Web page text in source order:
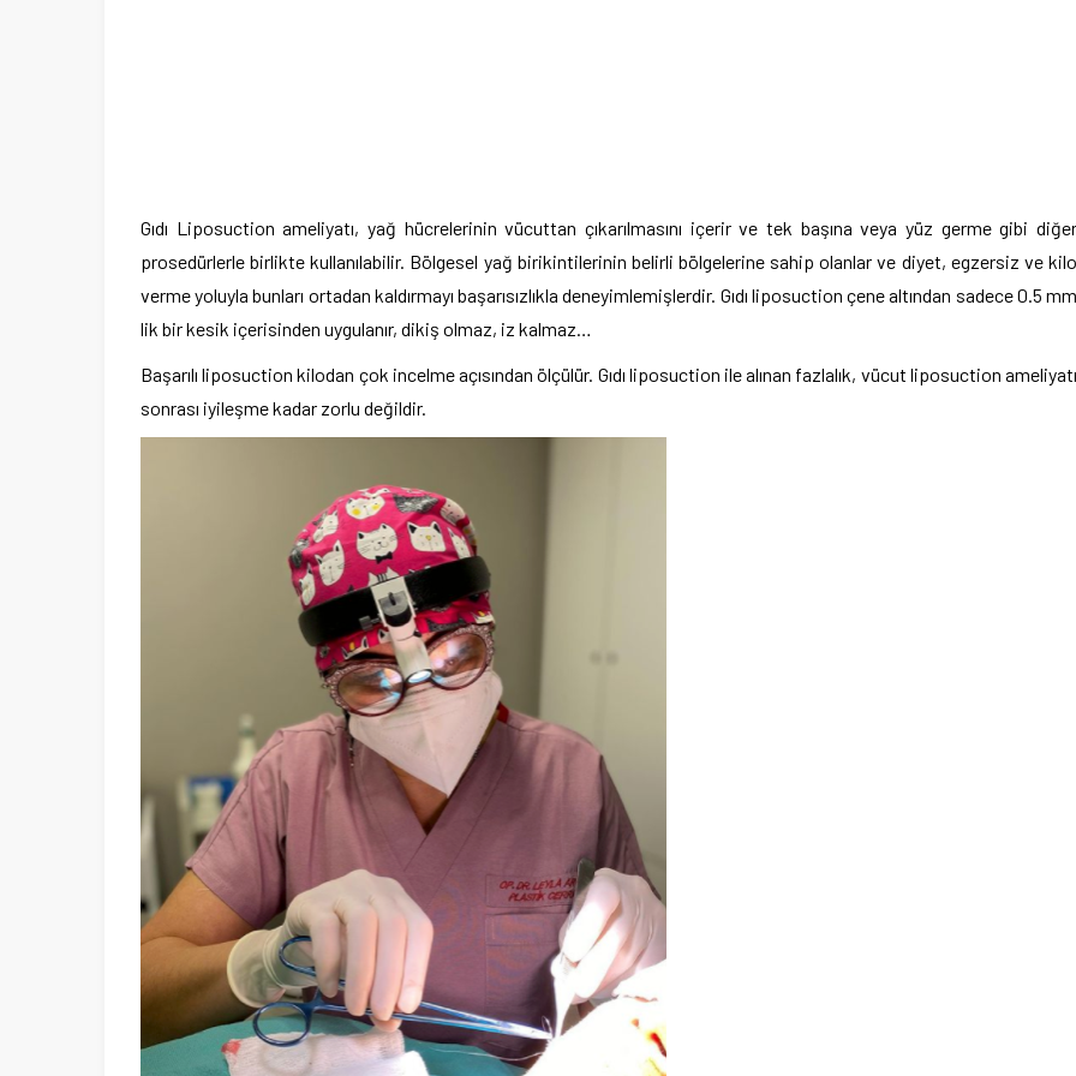
Gıdı Liposuction ameliyatı, yağ hücrelerinin vücuttan çıkarılmasını içerir ve tek başına veya yüz germe gibi diğer
prosedürlerle birlikte kullanılabilir. Bölgesel yağ birikintilerinin belirli bölgelerine sahip olanlar ve diyet, egzersiz ve kilo
verme yoluyla bunları ortadan kaldırmayı başarısızlıkla deneyimlemişlerdir. Gıdı liposuction çene altından sadece 0.5 mm
lik bir kesik içerisinden uygulanır, dikiş olmaz, iz kalmaz…
Başarılı liposuction kilodan çok incelme açısından ölçülür. Gıdı liposuction ile alınan fazlalık, vücut liposuction ameliyatı
sonrası iyileşme kadar zorlu değildir.